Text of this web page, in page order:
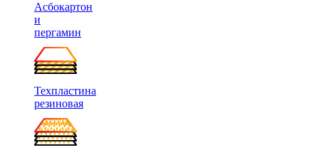
Асбокартон
и
пергамин
Техпластина
резиновая